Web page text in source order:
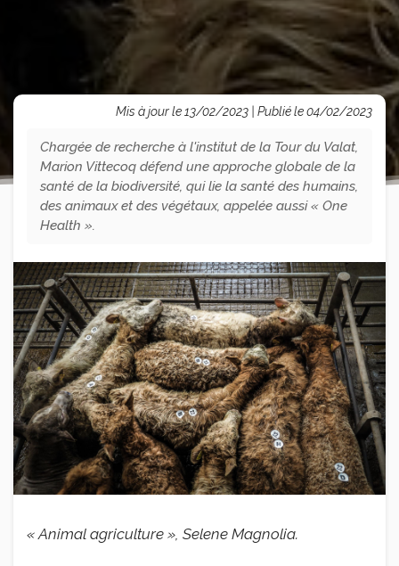
Mis à jour le 13/02/2023 | Publié le 04/02/2023
Chargée de recherche à l'institut de la Tour du Valat,
Marion Vittecoq défend une approche globale de la
santé de la biodiversité, qui lie la santé des humains,
des animaux et des végétaux, appelée aussi « One
Health ».
« Animal agriculture », Selene Magnolia.